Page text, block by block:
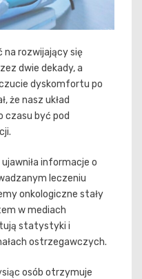
na rozwijający się
dwie dekady, a
dyskomfortu po
że nasz układ
czasu być pod
informacje o
leczeniu
onkologiczne stały
w mediach
statystyki i
ostrzegawczych.
osób otrzymuje